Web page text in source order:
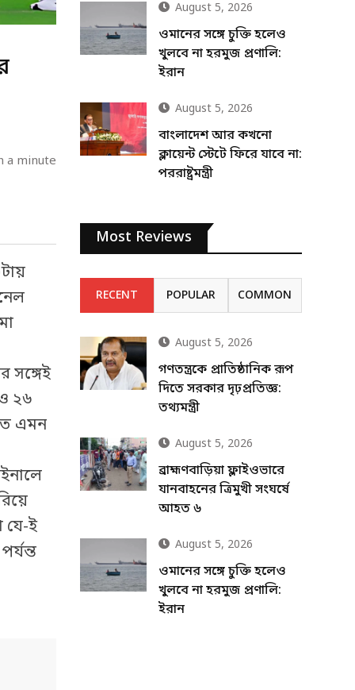
a minute
সঙ্গেই
২৬
এমন
যে-ই
August 5, 2026
ওমানের সঙ্গে চুক্তি হলেও
খুলবে না হরমুজ প্রণালি:
ইরান
August 5, 2026
বাংলাদেশ আর কখনো
ক্লায়েন্ট স্টেটে ফিরে যাবে না:
পররাষ্ট্রমন্ত্রী
Most Reviews
RECENT POPULAR COMMON
August 5, 2026
গণতন্ত্রকে প্রাতিষ্ঠানিক রূপ
দিতে সরকার দৃঢ়প্রতিজ্ঞ:
তথ্যমন্ত্রী
August 5, 2026
ব্রাহ্মণবাড়িয়া ফ্লাইওভারে
যানবাহনের ত্রিমুখী সংঘর্ষে
আহত ৬
August 5, 2026
ওমানের সঙ্গে চুক্তি হলেও
খুলবে না হরমুজ প্রণালি:
ইরান